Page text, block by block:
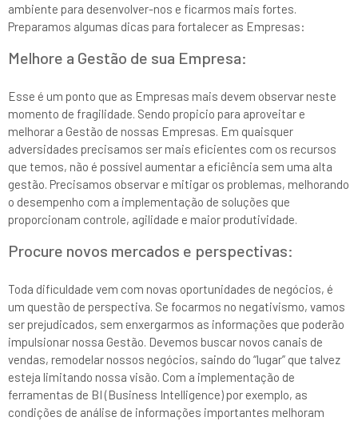
ambiente para desenvolver-nos e ficarmos mais fortes.
Preparamos algumas dicas para fortalecer as Empresas:
Melhore a Gestão de sua Empresa:
Esse é um ponto que as Empresas mais devem observar neste
momento de fragilidade. Sendo propicio para aproveitar e
melhorar a Gestão de nossas Empresas. Em quaisquer
adversidades precisamos ser mais eficientes com os recursos
que temos, não é possível aumentar a eficiência sem uma alta
gestão. Precisamos observar e mitigar os problemas, melhorando
o desempenho com a implementação de soluções que
proporcionam controle, agilidade e maior produtividade.
Procure novos mercados e perspectivas:
Toda dificuldade vem com novas oportunidades de negócios, é
um questão de perspectiva. Se focarmos no negativismo, vamos
ser prejudicados, sem enxergarmos as informações que poderão
impulsionar nossa Gestão. Devemos buscar novos canais de
vendas, remodelar nossos negócios, saindo do “lugar” que talvez
esteja limitando nossa visão. Com a implementação de
ferramentas de BI (Business Intelligence) por exemplo, as
condições de análise de informações importantes melhoram